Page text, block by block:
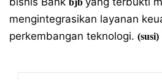
bjb
mengintegrasikan layanan
perkembangan teknologi. (susi)